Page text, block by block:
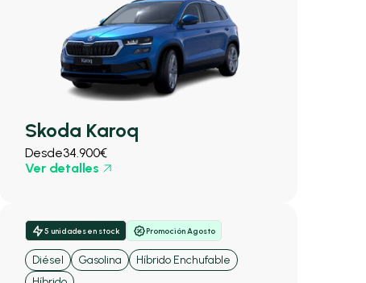
Skoda Karoq
Desde34.900€
Ver detalles
5 unidades en stock Promoción Agosto
Diésel Gasolina
Híbrido Enchufable